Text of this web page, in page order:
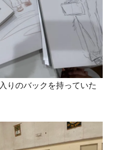
りのバックを持っていた